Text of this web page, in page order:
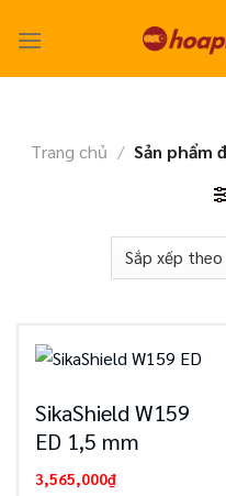
Trang chủ / Sản phẩm
SikaShield W159
ED 1,5 mm
3,565,000₫